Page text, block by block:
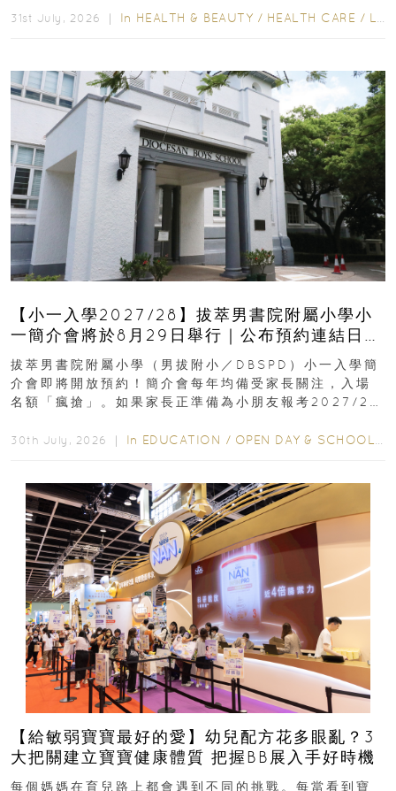
31st July, 2026 ｜ In HEALTH & BEAUTY / HEALTH CARE / LIFESTYLE
【小一入學2027/28】拔萃男書院附屬小學小
一簡介會將於8月29日舉行｜公布預約連結日期
｜更設有網上重溫
拔萃男書院附屬小學（男拔附小／DBSPD）小一入學簡
介會即將開放預約！簡介會每年均備受家長關注，入場
名額「瘋搶」。如果家長正準備為小朋友報考2027/28
30th July, 2026 ｜ In EDUCATION / OPEN DAY & SCHOOL EVENTS
【給敏弱寶寶最好的愛】幼兒配方花多眼亂？3
大把關建立寶寶健康體質 把握BB展入手好時機
每個媽媽在育兒路上都會遇到不同的挑戰。每當看到寶